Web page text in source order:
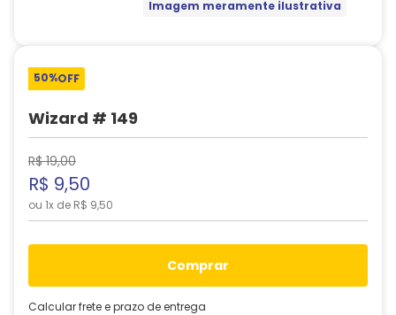
Imagem meramente ilustrativa
50%OFF
Wizard # 149
R$ 19,00
R$ 9,50
ou 1x de R$ 9,50
comprar
Calcular frete e prazo de entrega